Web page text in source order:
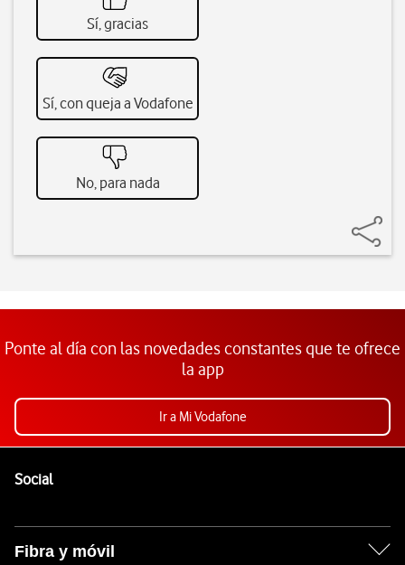
Sí, gracias
Sí, con queja a Vodafone
No, para nada
Ponte al día con las novedades constantes que te ofrece
la app
Ir a Mi Vodafone
SocialEnlaces a las redes sociales de Vodafone
Fibra y móvil